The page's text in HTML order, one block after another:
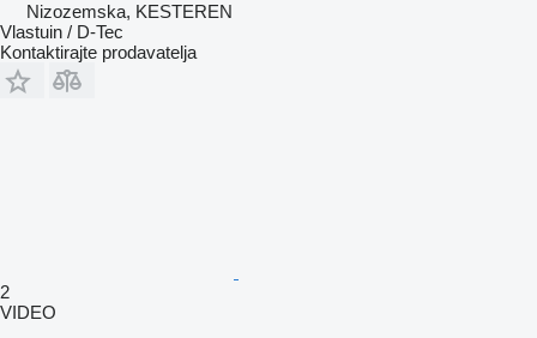
Nizozemska, KESTEREN
Vlastuin / D-Tec
Kontaktirajte prodavatelja
2
VIDEO